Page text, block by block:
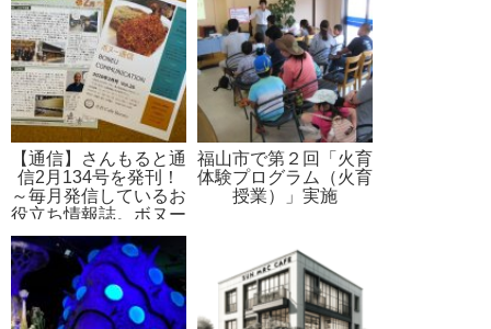
【通信】さんもると通
信2月134号を発刊！
～毎月発信しているお
役立ち情報誌。ボヌー
通信も同封
福山市で第２回「火育
体験プログラム（火育
授業）」実施